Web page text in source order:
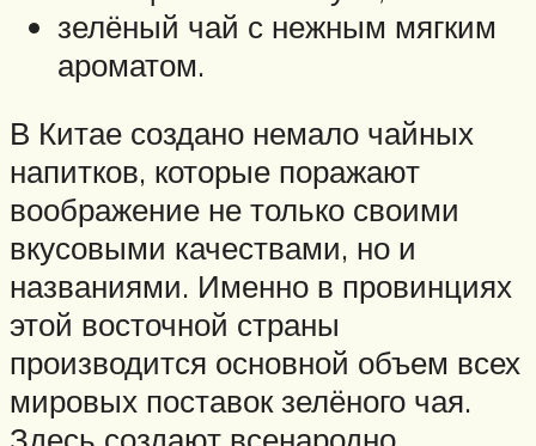
зелёный чай с нежным мягким
ароматом.
В Китае создано немало чайных
напитков, которые поражают
воображение не только своими
вкусовыми качествами, но и
названиями. Именно в провинциях
этой восточной страны
производится основной объем всех
мировых поставок зелёного чая.